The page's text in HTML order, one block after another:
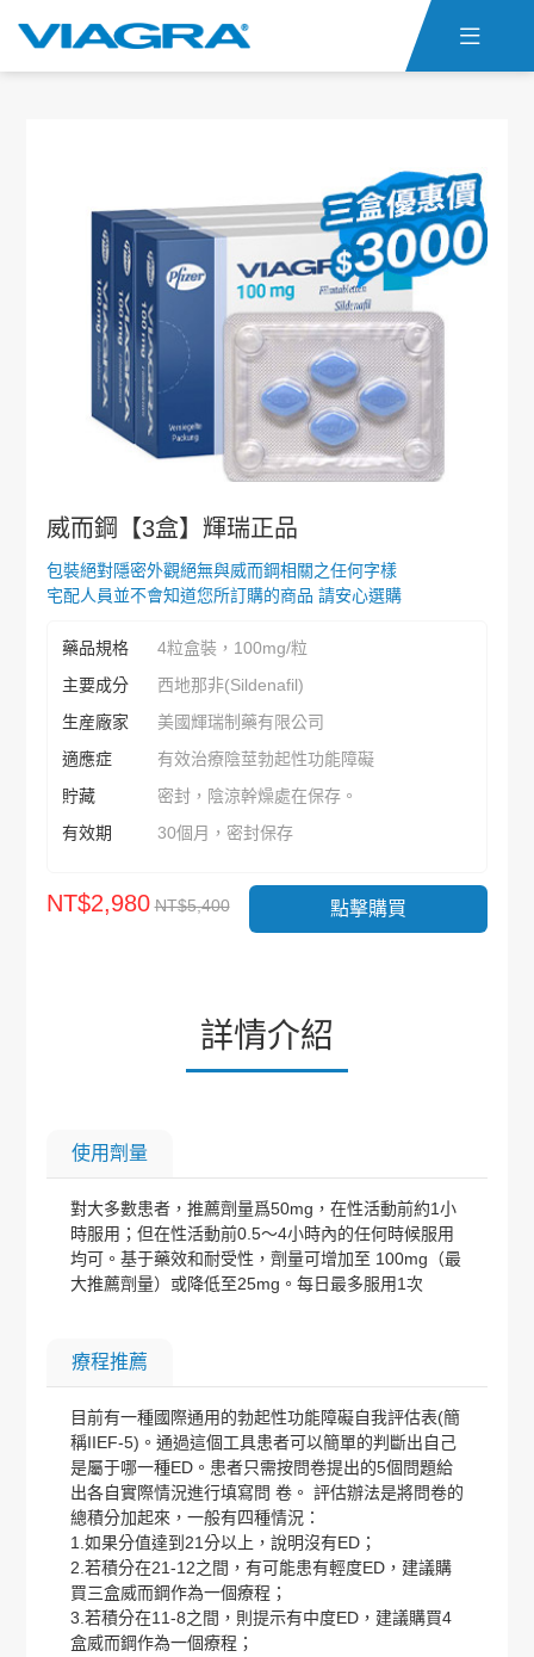

貨態查詢
威而鋼購買
威而鋼【3盒】輝瑞正品
包裝絕對隱密外觀絕無與威而鋼相關之任何字樣
宅配人員並不會知道您所訂購的商品 請安心選購
藥品規格
4粒盒裝，100mg/粒
主要成分
西地那非(Sildenafil)
生産廠家
美國輝瑞制藥有限公司
適應症
有效治療陰莖勃起性功能障礙
貯藏
密封，陰涼幹燥處在保存。
有效期
30個月，密封保存
NT$2,980 NT$5,400 點擊購買
詳情介紹
使用劑量
對大多數患者，推薦劑量爲50mg，在性活動前約1小
時服用；但在性活動前0.5～4小時內的任何時候服用
均可。基于藥效和耐受性，劑量可增加至 100mg（最
大推薦劑量）或降低至25mg。每日最多服用1次
療程推薦
目前有一種國際通用的勃起性功能障礙自我評估表(簡
稱IIEF-5)。通過這個工具患者可以簡單的判斷出自己
是屬于哪一種ED。患者只需按問卷提出的5個問題給
出各自實際情況進行填寫問 卷。 評估辦法是將問卷的
總積分加起來，一般有四種情況：
1.如果分值達到21分以上，說明沒有ED；
2.若積分在21-12之間，有可能患有輕度ED，建議購
買三盒威而鋼作為一個療程；
3.若積分在11-8之間，則提示有中度ED，建議購買4
盒威而鋼作為一個療程；